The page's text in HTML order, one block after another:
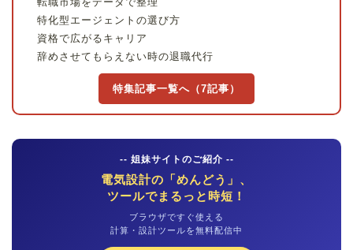
特化型エージェントの選び方
資格で広がるキャリア
辞めさせてもらえない時の退職代行
特集記事一覧へ（7記事）
-- 姐妹サイトのご紹介 --
電気設計の「めんどう」、
ツールでまるっと時短！
ブラウザですぐ使える
計算・設計ツールを無料配信中